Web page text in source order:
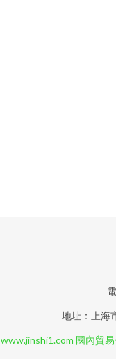
地址：上海
www.jinshi1.com 國內貿